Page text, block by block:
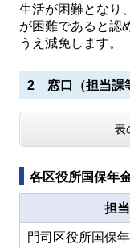
生活が困難となり
が困難であると認
うえ減免します。
2 窓口（担当課
表
各区役所国保年
担
門司区役所国保